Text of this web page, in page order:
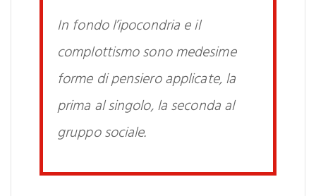
In fondo l’ipocondria e il
complottismo sono medesime
forme di pensiero applicate, la
prima al singolo, la seconda al
gruppo sociale.